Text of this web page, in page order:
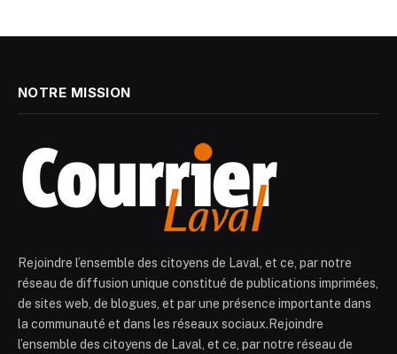
NOTRE MISSION
Rejoindre l’ensemble des citoyens de Laval, et ce, par notre
réseau de diffusion unique constitué de publications imprimées,
de sites web, de blogues, et par une présence importante dans
la communauté et dans les réseaux sociaux.Rejoindre
l’ensemble des citoyens de Laval, et ce, par notre réseau de